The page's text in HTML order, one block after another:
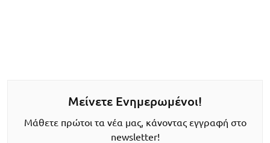
Μείνετε Ενημερωμένοι!
Μάθετε πρώτοι τα νέα μας, κάνοντας εγγραφή στο
newsletter!